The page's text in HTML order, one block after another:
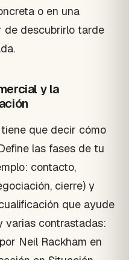
o en una
de descubrirlo tarde
y la
que decir cómo
las fases de tu
contacto,
cierre) y
que ayude
varias contrastadas:
Neil Rackham en